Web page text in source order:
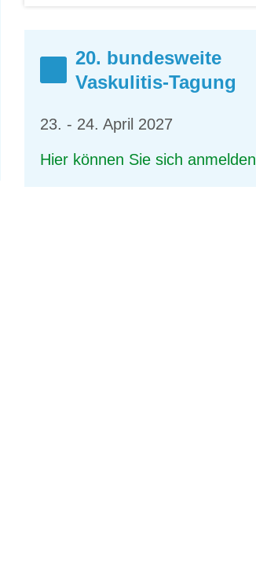
20. bundesweite
Vaskulitis-Tagung
23. - 24. April 2027
Hier können Sie sich anmelden